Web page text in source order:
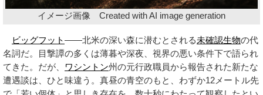
イメージ画像 Created with AI image generation
ビッグフット——北米の深い森に潜むとされる未確認生物の代
名詞だ。目撃譚の多くは薄暮や深夜、視界の悪い条件下で語られ
てきた。だが、
ワシントン州の元行政職員から報告された新たな
遭遇談は、ひと味違う。真昼の青空のもと、わずか12メートル先